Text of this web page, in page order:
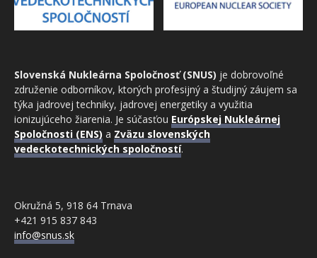
Slovenská Nukleárna Spoločnosť (SNUS) je dobrovoľné
združenie odborníkov, ktorých profesijný a študijný záujem sa
týka jadrovej techniky, jadrovej energetiky a využitia
ionizujúceho žiarenia. Je súčasťou Európskej Nukleárnej
Spoločnosti (ENS) a Zväzu slovenských
vedeckotechnických spoločností.
Okružná 5, 918 64 Trnava
+421 915 837 843
info@snus.sk